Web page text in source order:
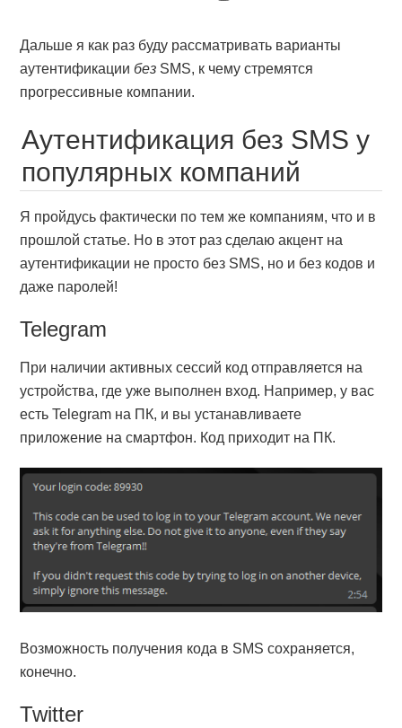
Дальше я как раз буду рассматривать варианты
аутентификациибез SMS, к чему стремятся
прогрессивные компании.
Аутентификация без SMS у
популярных компаний
Я пройдусь фактически по тем же компаниям, что и в
прошлой статье. Но в этот раз сделаю акцент на
аутентификации не просто без SMS, но и без кодов и
даже паролей!
Telegram
При наличии активных сессий код отправляется на
устройства, где уже выполнен вход. Например, у вас
есть Telegram на ПК, и вы устанавливаете
приложение на смартфон. Код приходит на ПК.
Возможность получения кода в SMS сохраняется,
конечно.
Twitter